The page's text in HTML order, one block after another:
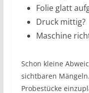
Folie glatt
Druck mittig?
Maschine
Schon kleine
sichtbaren
Probestücke